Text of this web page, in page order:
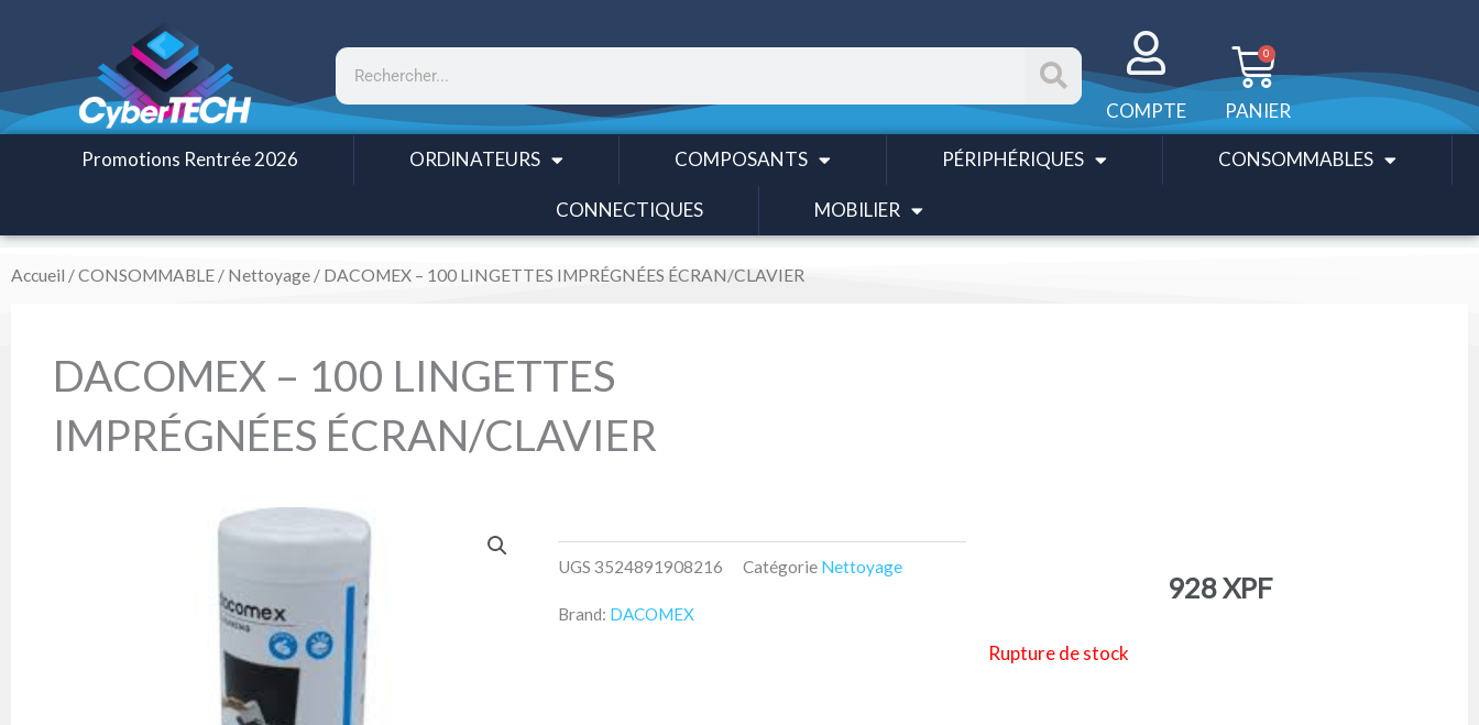
contenu
Rechercher
COMPTE
0
Panier
PANIER
Promotions Rentrée 2026 ORDINATEURS COMPOSANTS PÉRIPHÉRIQUES CONSOMMABLES
CONNECTIQUES MOBILIER
Accueil /CONSOMMABLE / Nettoyage / DACOMEX – 100 LINGETTES IMPRÉGNÉES ÉCRAN/CLAVIER
DACOMEX – 100 LINGETTES
IMPRÉGNÉES ÉCRAN/CLAVIER
UGS 3524891908216 Catégorie Nettoyage
Brand: DACOMEX
928XPF
Rupture de stock